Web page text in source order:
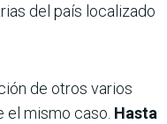
del país localizado
de otros varios
mismo caso. Hasta